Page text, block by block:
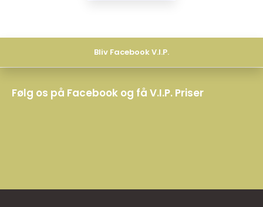
Følg os på Facebook og få V.I.P. Priser
Bliv Facebook V.I.P.